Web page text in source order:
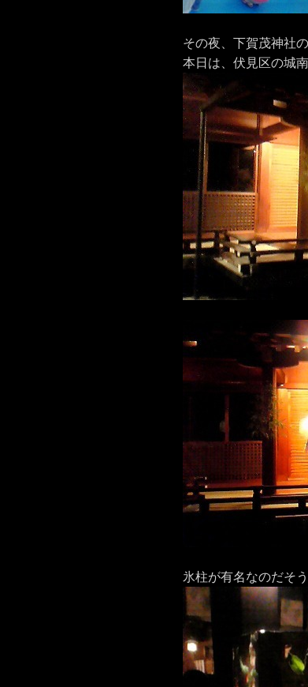
その夜、下賀茂神社
本日は、伏見区の城
氷柱が有名なのだそ